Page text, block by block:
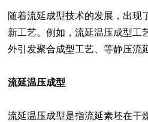
随着流延成型技术的发展，出现
新工艺。例如，流延温压成型工
外引发聚合成型工艺、等静压流
流延温压成型
流延温压成型是指流延素坯在干